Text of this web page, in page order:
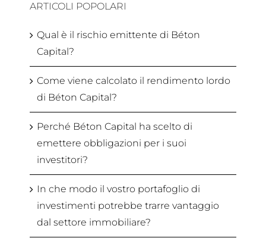
ARTICOLI POPOLARI
Qual è il rischio emittente di Béton
Capital?
Come viene calcolato il rendimento lordo
di Béton Capital?
Perché Béton Capital ha scelto di
emettere obbligazioni per i suoi
investitori?
In che modo il vostro portafoglio di
investimenti potrebbe trarre vantaggio
dal settore immobiliare?